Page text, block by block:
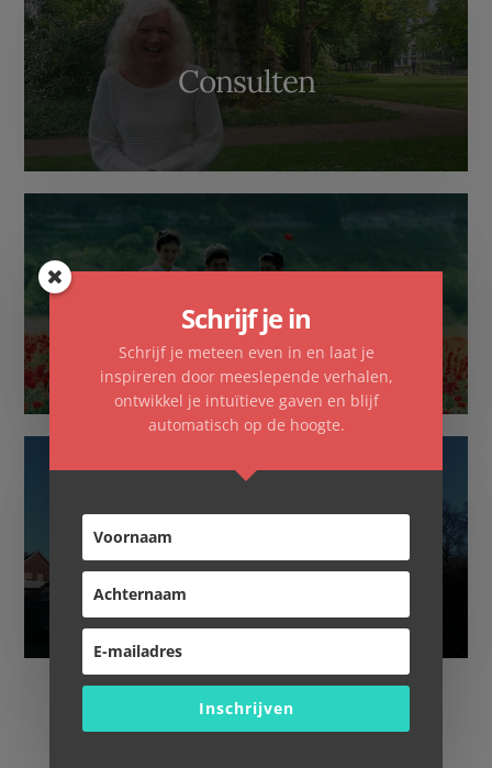
Consulten
Familieopstellingen
Overnachten
Essence Pro
Schrijf je in
Schrijf je meteen even in en laat je
inspireren door meeslepende verhalen,
ontwikkel je intuïtieve gaven en blijf
automatisch op de hoogte.
Inschrijven